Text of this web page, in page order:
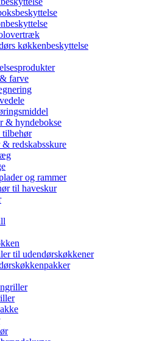
køkkenbeskyttelse
farve
& hyndebokse
redskabsskure
og rammer
til haveskur
til udendørskøkkener